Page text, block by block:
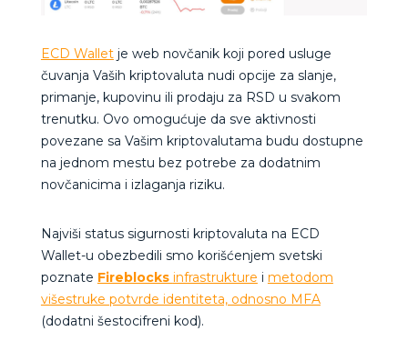
ECD Walletje web novčanik koji pored usluge
čuvanja Vaših kriptovaluta nudi opcije za slanje,
primanje, kupovinu ili prodaju za RSD u svakom
trenutku. Ovo omogućuje da sve aktivnosti
povezane sa Vašim kriptovalutama budu dostupne
na jednom mestu bez potrebe za dodatnim
novčanicima i izlaganja riziku.
Najviši status sigurnosti kriptovaluta na ECD
Wallet-u obezbedili smo korišćenjem svetski
poznate Fireblocks infrastrukture i metodom
višestruke potvrde identiteta, odnosno MFA
(dodatni šestocifreni kod).